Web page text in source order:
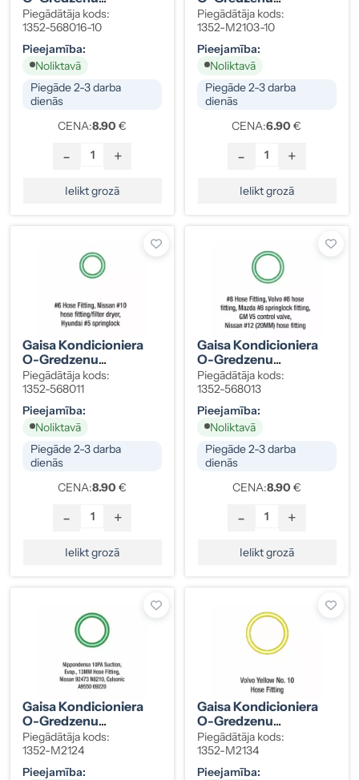
Komplekts GM,
Chrysler, HNBR, Zaļš,
10 Gab.
Piegādātāja kods:
1352-568016-10
Pieejamība:
Noliktavā
Piegāde 2-3 darba
dienās
CENA:8.90 €
- +
Ielikt grozā
Komplekts GM,
Toyota, Mazda HNBR
Zaļš 11 X 1,8 10 Gab.
Piegādātāja kods:
1352-M2103-10
Pieejamība:
Noliktavā
Piegāde 2-3 darba
dienās
CENA:6.90 €
- +
Ielikt grozā
Gaisa Kondicioniera
O-Gredzenu
Komplekts Nissan,
Hyundai, HNBR, Zaļš,
10 Gab.
Piegādātāja kods:
1352-568011
Pieejamība:
Noliktavā
Piegāde 2-3 darba
dienās
CENA:8.90 €
- +
Ielikt grozā
Gaisa Kondicioniera
O-Gredzenu
Komplekts Volvo,
Mazda, GM, Nissan,
HNBR, Zaļš, 10 Gab.
Piegādātāja kods:
1352-568013
Pieejamība:
Noliktavā
Piegāde 2-3 darba
dienās
CENA:8.90 €
- +
Ielikt grozā
Gaisa Kondicioniera
O-Gredzenu
Komplekts Nissan
HNBR Zaļš 10 Gab.
Piegādātāja kods:
1352-M2124
Pieejamība:
Gaisa Kondicioniera
O-Gredzenu
Komplekts Volvo
HNBR Dzeltens 10 Gab.
Piegādātāja kods:
1352-M2134
Pieejamība: